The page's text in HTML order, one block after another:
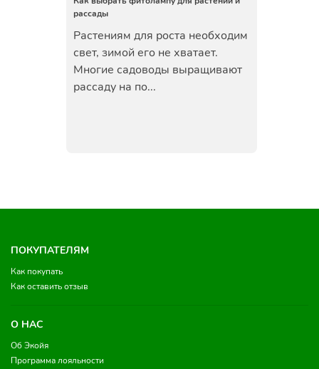
рассады
Растениям для роста необходим
свет, зимой его не хватает.
Многие садоводы выращивают
рассаду на по...
ПОКУПАТЕЛЯМ
Как покупать
Как оставить отзыв
О НАС
Об Экойя
Программа лояльности